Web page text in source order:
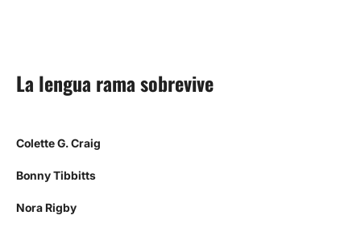
La lengua rama sobrevive
Colette G. Craig
Bonny Tibbitts
Nora Rigby